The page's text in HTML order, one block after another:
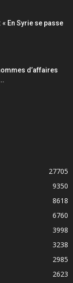
En Syrie se passe
d’affaires
27705
9350
8618
6760
3998
3238
2985
2623